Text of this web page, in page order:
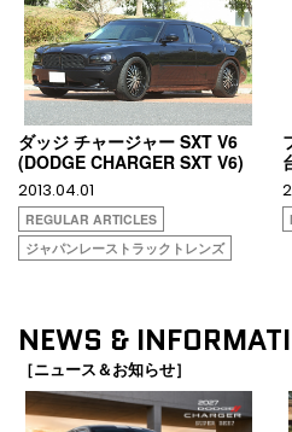
ダッジ チャージャー SXT V6
(DODGE CHARGER SXT V6)
2013.04.01
REGULAR ARTICLES
ジャパンレーストラックトレンズ
NEWS &
［ニュース＆お知らせ］